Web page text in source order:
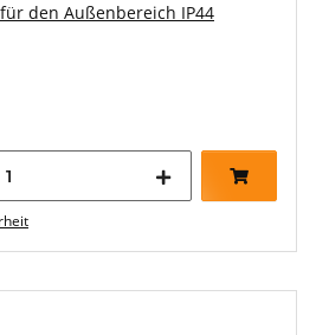
den Außenbereich IP44